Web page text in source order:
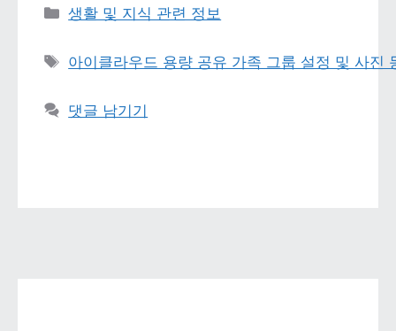
카테고리
생활 및 지식 관련 정보
태그
아이클라우드 용량 공유 가족 그룹 설정 및 사진
댓글 남기기